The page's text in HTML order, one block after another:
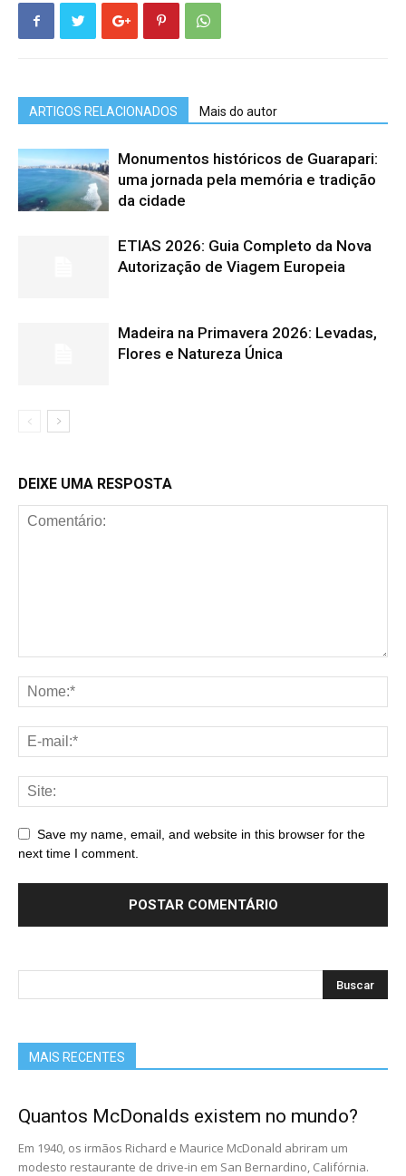
ARTIGOS RELACIONADOS Mais do autor
Monumentos históricos de Guarapari:
uma jornada pela memória e tradição
da cidade
ETIAS 2026: Guia Completo da Nova
Autorização de Viagem Europeia
Madeira na Primavera 2026: Levadas,
Flores e Natureza Única
DEIXE UMA RESPOSTA
Save my name, email, and website in this browser for the
next time I comment.
MAIS RECENTES
Quantos McDonalds existem no mundo?
Em 1940, os irmãos Richard e Maurice McDonald abriram um
modesto restaurante de drive-in em San Bernardino, Califórnia.